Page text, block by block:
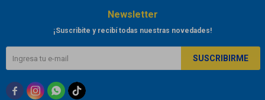
Newsletter
¡Suscribite y recibí todas nuestras novedades!
SUSCRIBIRME
  